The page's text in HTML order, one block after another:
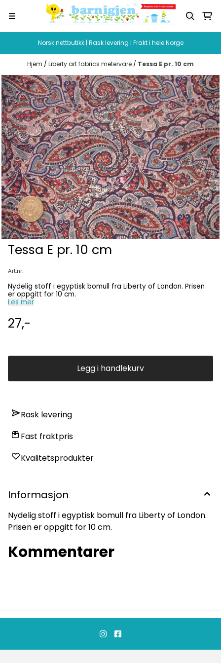
Hopp til innhold
Norsk nettbutikk | Rask levering | Frakt i hele Norge
Hjem / Liberty art fabrics metervare / Tessa E pr. 10 cm
Tessa E pr. 10 cm
Art.nr:
Nydelig stoff i egyptisk bomull fra Liberty of London. Prisen
er oppgitt for 10 cm.
Les mer
27,-
Legg i handlekurv
Rask levering
Fast fraktpris
Kvalitetsprodukter
Informasjon
Nydelig stoff i egyptisk bomull fra Liberty of London.
Prisen er oppgitt for 10 cm.
Kommentarer